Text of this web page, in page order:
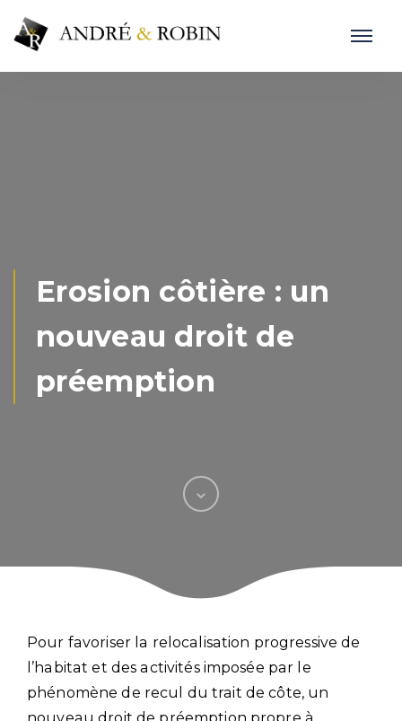
Erosion côtière : un
nouveau droit de
préemption
Pour favoriser la relocalisation progressive de
l’habitat et des activités imposée par le
phénomène de recul du trait de côte, un